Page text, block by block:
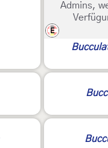
Admins,
E